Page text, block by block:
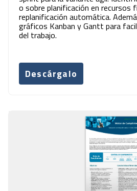
o sobre planificación en recursos
replanificación automática.
gráficos Kanban y Gantt para
del trabajo.
Descárgalo